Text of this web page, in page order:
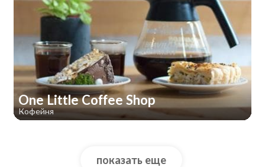
One Little Coffee Shop
Кофейня
показать еще